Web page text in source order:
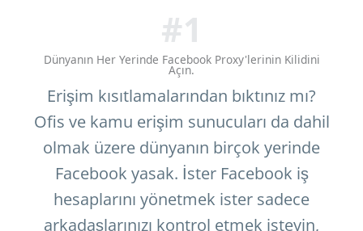
#1
Dünyanın Her Yerinde Facebook Proxy'lerinin Kilidini
Açın.
Erişim kısıtlamalarından bıktınız mı?
Ofis ve kamu erişim sunucuları da dahil
olmak üzere dünyanın birçok yerinde
Facebook yasak. İster Facebook iş
hesaplarını yönetmek ister sadece
arkadaşlarınızı kontrol etmek isteyin,